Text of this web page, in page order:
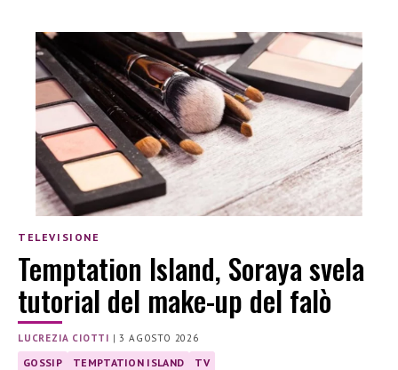
TELEVISIONE
Temptation Island, Soraya svela
tutorial del make-up del falò
LUCREZIA CIOTTI |3 AGOSTO 2026
GOSSIP TEMPTATION ISLAND TV